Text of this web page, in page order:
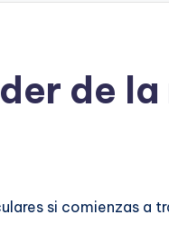
de la
si comienzas a